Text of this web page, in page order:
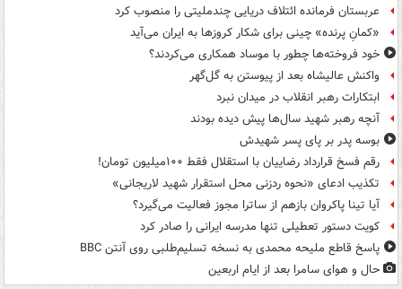
عربستان فرمانده ائتلاف دریایی چندملیتی را منصوب کرد
«کمانِ پرنده» چینی برای شکار کروزها به ایران می‌آید
خود فروخته‌ها چطور با موساد همکاری می‌کردند؟
واکنش عالیشاه بعد از پیوستن به گل‌گهر
ابتکارات رهبر انقلاب در میدان نبرد
آنچه رهبر شهید سال‌ها پیش دیده بودند
بوسه‌ پدر بر پای پسر شهیدش
رقم فسخ قرارداد رضاییان با استقلال فقط ۱۰۰میلیون تومان!
تکذیب ادعای «نحوه ردزنی محل استقرار شهید لاریجانی»
آیا تینا پاکروان بازهم از ساترا مجوز فعالیت می‌گیرد؟
کویت دستور تعطیلی تنها مدرسه ایرانی را صادر کرد
پاسخ قاطع ملیحه محمدی به نسخه تسلیم‌طلبی روی آنتن BBC
حال و هوای سامرا بعد از ایام اربعین